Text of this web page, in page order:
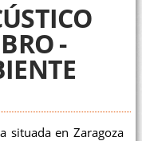
-
situada en Zaragoza